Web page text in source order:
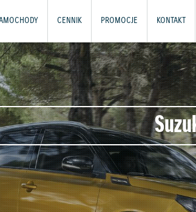
CENNIK PROMOCJE KONTAKT